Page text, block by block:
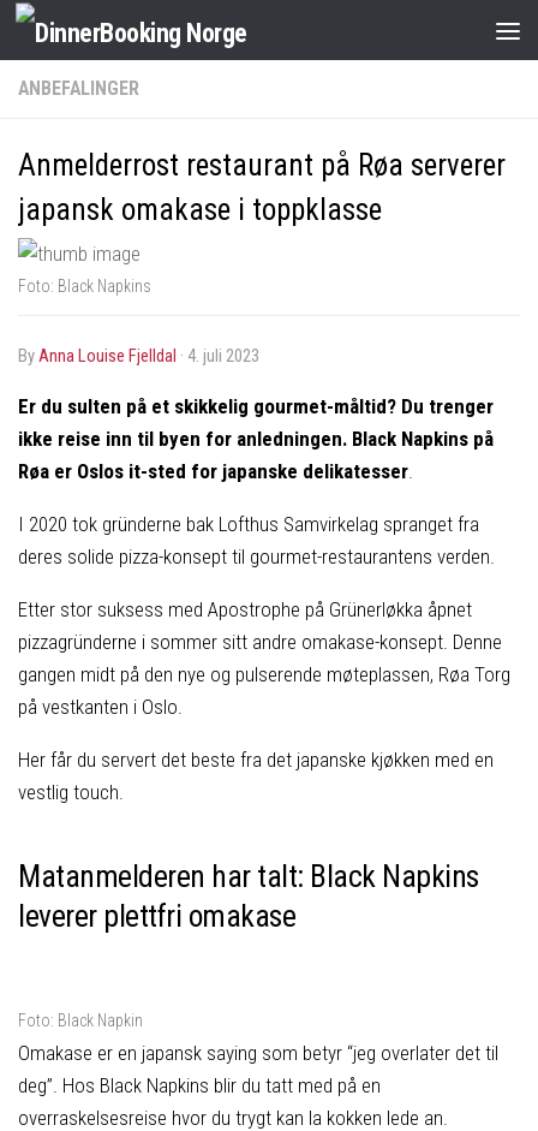
ANBEFALINGER
Anmelderrost restaurant på Røa serverer
japansk omakase i toppklasse
Foto: Black Napkins
byAnna Louise Fjelldal · 4. juli 2023
Er du sulten på et skikkelig gourmet-måltid? Du trenger
ikke reise inn til byen for anledningen. Black Napkins på
Røa er Oslos it-sted for japanske delikatesser
I 2020 tok gründerne bak Lofthus Samvirkelag spranget fra
deres solide pizza-konsept til gourmet-restaurantens verden.
Etter stor suksess med Apostrophe på Grünerløkka åpnet
pizzagründerne i sommer sitt andre omakase-konsept. Denne
gangen midt på den nye og pulserende møteplassen, Røa Torg
på vestkanten i Oslo.
Her får du servert det beste fra det japanske kjøkken med en
vestlig touch.
Matanmelderen har talt: Black Napkins
leverer plettfri omakase
Foto: Black Napkin
Omakase er en japansk saying som betyr “jeg overlater det til
deg”. Hos Black Napkins blir du tatt med på en
overraskelsesreise hvor du trygt kan la kokken lede an.